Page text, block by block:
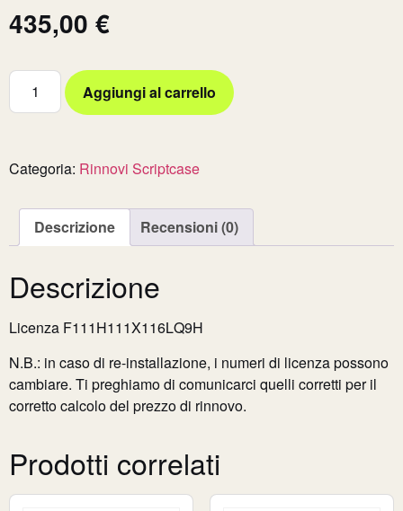
435,00 €
Aggiungi al carrello
Categoria: Rinnovi Scriptcase
Descrizione Recensioni (0)
Descrizione
Licenza F111H111X116LQ9H
N.B.: in caso di re-installazione, i numeri di licenza possono
cambiare. Ti preghiamo di comunicarci quelli corretti per il
corretto calcolo del prezzo di rinnovo.
Prodotti correlati